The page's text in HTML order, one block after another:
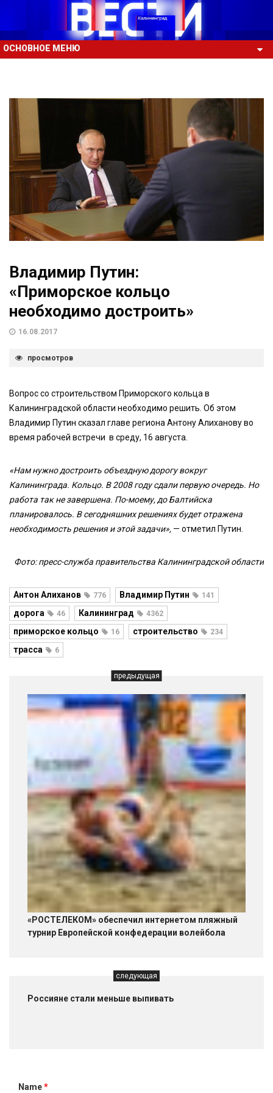
ОСНОВНОЕ МЕНЮ
Владимир Путин:
«Приморское кольцо
необходимо достроить»
16.08.2017
просмотров
Вопрос со строительством Приморского кольца в
Калининградской области необходимо решить. Об этом
Владимир Путин сказал главе региона Антону Алиханову во
время рабочей встречи в среду, 16 августа.
«Нам нужно достроить объездную дорогу вокруг
Калининграда. Кольцо. В 2008 году сдали первую очередь. Но
работа так не завершена. По-моему, до Балтийска
планировалось. В сегодняшних решениях будет отражена
необходимость решения и этой задачи», — отметил Путин.
Фото: пресс-служба правительства Калининградской области
Антон Алиханов 776 Владимир Путин 141
дорога 46 Калининград 4362
приморское кольцо 16 строительство 234
трасса 6
предыдущая
«РОСТЕЛЕКОМ» обеспечил интернетом пляжный
турнир Европейской конфедерации волейбола
следующая
Россияне стали меньше выпивать
Name*